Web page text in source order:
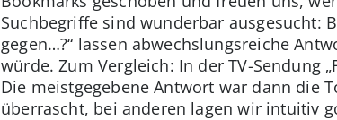
Suchbegriffe sind wunderbar ausgesucht:
gegen…?“ lassen abwechslungsreiche
würde. Zum Vergleich: In der TV-Sendung
Die meistgegebene Antwort war dann die
überrascht, bei anderen lagen wir intuitiv